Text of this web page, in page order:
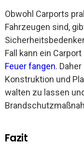
Obwohl Carports
Fahrzeugen sind,
Fall kann ein
Feuer fangen.
Konstruktion und
walten zu lassen
Fazit